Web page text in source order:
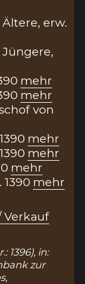
erw.
mehr
mehr
von
mehr
mehr
mehr
mehr
Verkauf
1396), in:
zur